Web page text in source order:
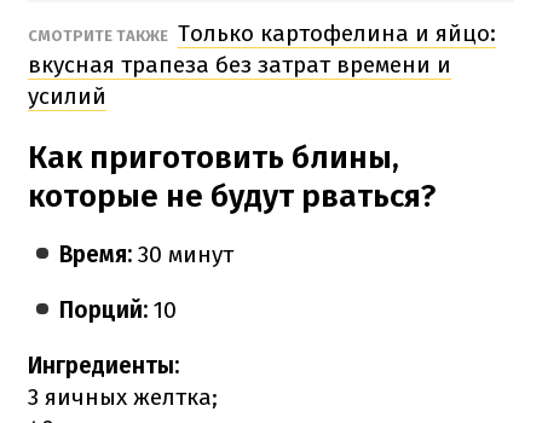
СМОТРИТЕ ТАКЖЕ Только картофелина и яйцо:
вкусная трапеза без затрат времени и
усилий
Как приготовить блины,
которые не будут рваться?
Время: 30 минут
Порций: 10
Ингредиенты:
3 яичных желтка;